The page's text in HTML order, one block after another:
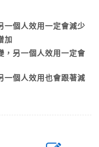
一個人效用一定會減少
加
，另一個人效用一定會
一個人效用也會跟著減